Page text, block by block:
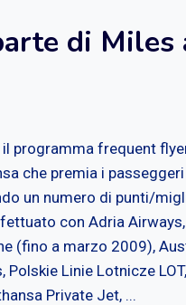
di Miles
il programma frequent
che premia i passeggeri
un numero di punti/
con Adria
(fino a marzo 2009),
Polskie Linie Lotnicze LOT,
Private Jet, ...